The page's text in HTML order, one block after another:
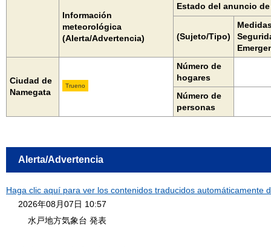
Información
meteorológica
(Alerta/Advertencia)
Estado del anuncio
(Sujeto/Tipo)
Ciudad de
Namegata
Trueno
Número de
hogares
Número de
personas
Alerta/Advertencia
Haga clic aquí para ver los contenidos traducidos automáticamente
2026年08月07日 10:57
水戸地方気象台 発表